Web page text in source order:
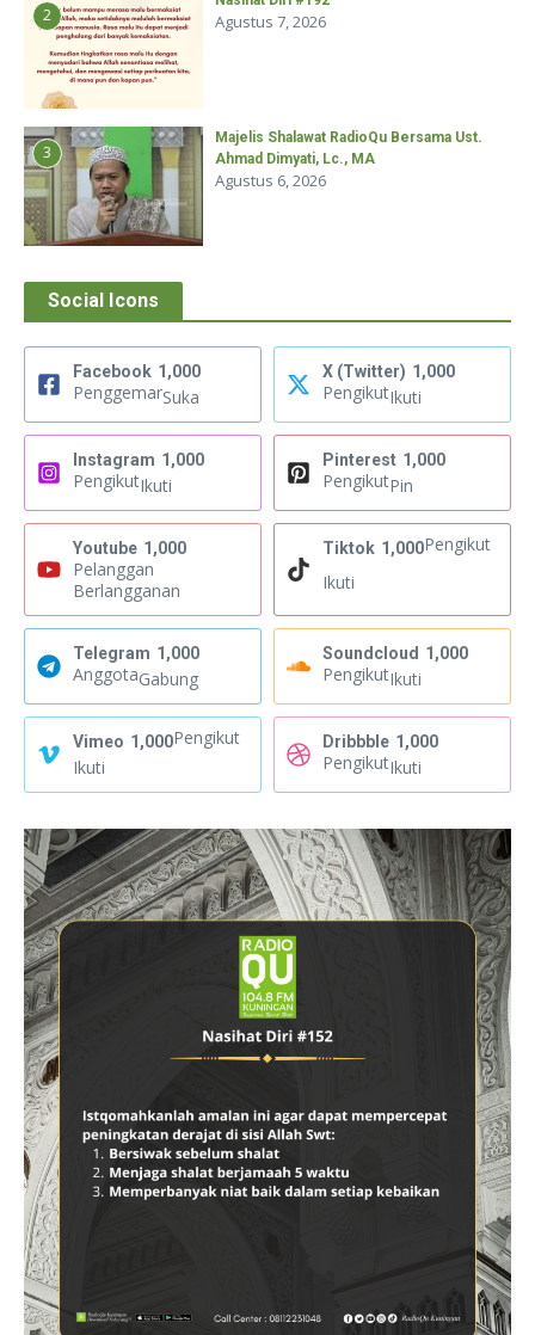
2 Agustus 7, 2026
3
Majelis Shalawat RadioQu Bersama Ust.
Ahmad Dimyati, Lc., MA
Agustus 6, 2026
Social Icons
Facebook 1,000
PenggemarSuka
X (Twitter) 1,000
PengikutIkuti
Instagram 1,000
PengikutIkuti
Pinterest 1,000
PengikutPin
Youtube 1,000
Pelanggan
Berlangganan
Tiktok 1,000Pengikut
Ikuti
Telegram 1,000
AnggotaGabung
Soundcloud 1,000
PengikutIkuti
Vimeo 1,000Pengikut
Ikuti
Dribbble 1,000
PengikutIkuti